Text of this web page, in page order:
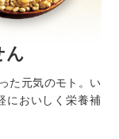
ん
た元気のモト。い
においしく栄養補